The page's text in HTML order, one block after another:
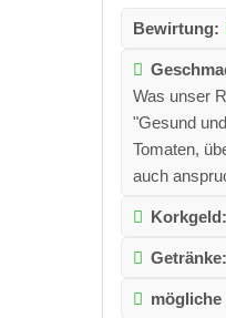
Bewirtung:
Was unser
"Gesund
Tomaten,
auch
Korkgeld:
Getränke: